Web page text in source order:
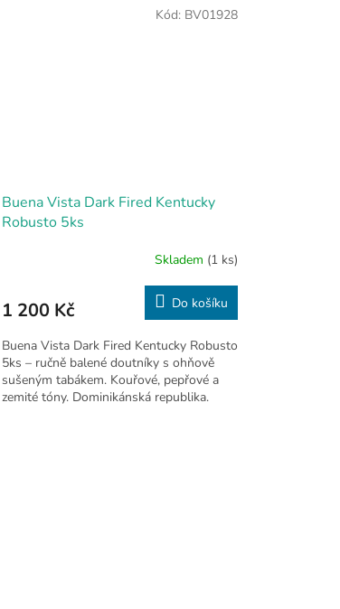
Buena Vista Dark Fired Kentucky
Robusto 5ks
Skladem (1 ks)
1 200 Kč Do košíku
Buena Vista Dark Fired Kentucky Robusto
5ks – ručně balené doutníky s ohňově
sušeným tabákem. Kouřové, pepřové a
zemité tóny. Dominikánská republika.
Kód: BV01928